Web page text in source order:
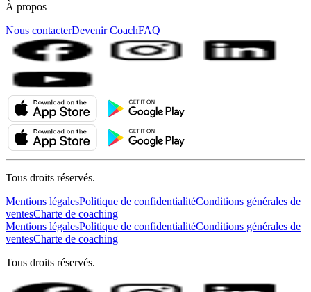
À propos
Nous contacterDevenir CoachFAQ
Tous droits réservés.
Mentions légalesPolitique de confidentialitéConditions générales de
ventesCharte de coaching
Mentions légalesPolitique de confidentialitéConditions générales de
ventesCharte de coaching
Tous droits réservés.